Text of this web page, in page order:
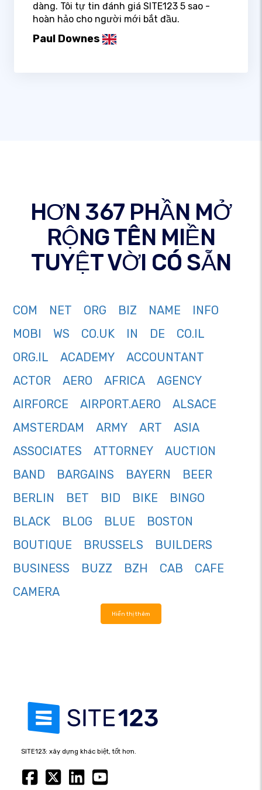
dàng. Tôi tự tin đánh giá SITE123 5 sao -
hoàn hảo cho người mới bắt đầu.
Paul Downes
HƠN 367 PHẦN MỞ
RỘNG TÊN MIỀN
TUYỆT VỜI CÓ SẴN
COM NET ORG BIZ NAME
INFO
MOBI
WS CO.UK IN DE
CO.IL
ORG.IL
ACADEMY
ACCOUNTANT
ACTOR
AERO AFRICA
AGENCY
AIRFORCE
AIRPORT.AERO
ALSACE
AMSTERDAM
ARMY ART
ASIA
ASSOCIATES
ATTORNEY
AUCTION
BAND
BARGAINS BAYERN
BEER
BERLIN
BET BID BIKE
BINGO
BLACK
BLOG BLUE
BOSTON
BOUTIQUE
BRUSSELS
BUILDERS
BUSINESS
BUZZ BZH CAB
CAFE
CAMERA
Hiển thị thêm
SITE123: xây dựng khác biệt, tốt hơn.